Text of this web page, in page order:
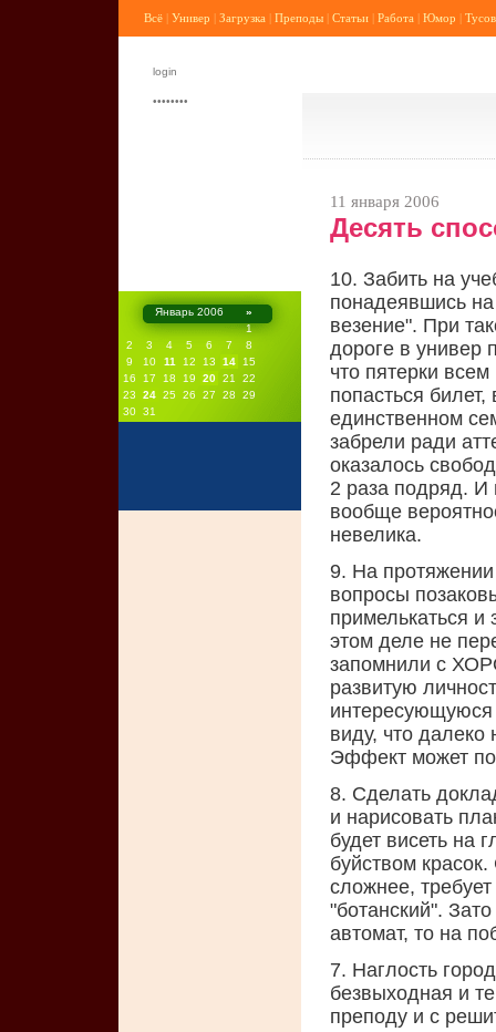
Всё | Универ | Загрузка | Преподы | Статьи | Работа | Юмор |
Январь 2006
»
1
2
3 4 5 6 7
8
9
10 11 12 13 14
15
16
17 18 19 20 21
22
23
24 25 26 27 28
29
30 31
11 января 2006
Десять
10. Забить на
понадеявшись
везение". При
дороге в универ
что пятерки
попасться
единственном
забрели ради
оказалось
2 раза подряд. И
вообще
невелика.
9. На протяжении
вопросы
примелькаться и
этом деле не
запомнили с
развитую
интересующуюся
виду, что далеко
Эффект может
8. Сделать
и нарисовать
будет висеть на
буйством
сложнее,
"ботанский".
автомат, то на
7. Наглость
безвыходная и
преподу и с